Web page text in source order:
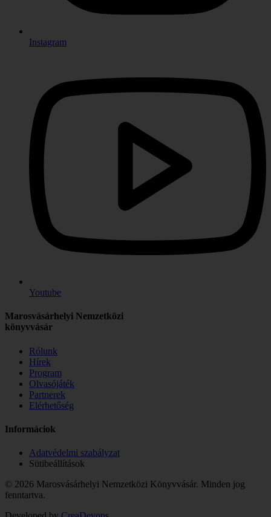
Instagram
Youtube
Marosvásárhelyi Nemzetközi
könyvvásár
Rólunk
Hírek
Program
Olvasójáték
Partnerek
Elérhetőség
Informáciok
Adatvédelmi szabályzat
Sütibeállítások
© 2026 Marosvásárhelyi Nemzetközi Könyvvásár. Minden jog
fenntartva.